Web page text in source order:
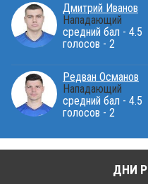
Дмитрий Иванов
Нападающий
средний бал - 4.5
голосов - 2
Редван Османов
Нападающий
средний бал - 4.5
голосов - 2
ДНИ